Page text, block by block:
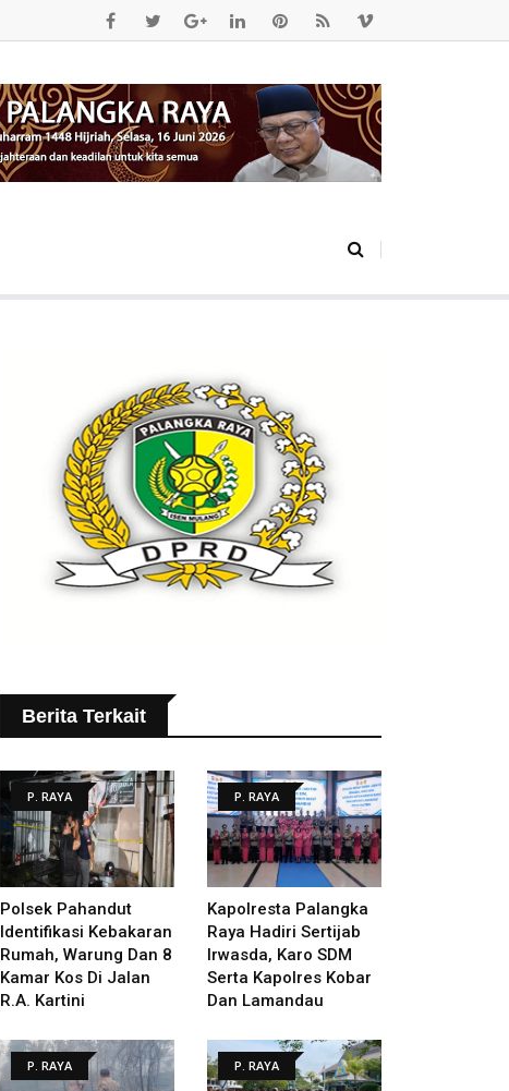
Berita Terkait
P. RAYA
Polsek Pahandut
Identifikasi Kebakaran
Rumah, Warung Dan 8
Kamar Kos Di Jalan
R.A. Kartini
P. RAYA
Kapolresta Palangka
Raya Hadiri Sertijab
Irwasda, Karo SDM
Serta Kapolres Kobar
Dan Lamandau
P. RAYA P. RAYA